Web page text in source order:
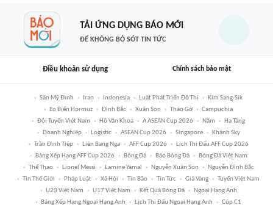
TẢI ỨNG DỤNG BÁO MỚI
ĐỂ KHÔNG BỎ SÓT TIN TỨC
Điều khoản sử dụng Chính sách bảo mật
Sân Mỹ Đình Iran Indonesia Luật Phát Triển Đô Thị
Kim Sang-Sik
Eo Biển Hormuz
Đình Bắc Xuân Son Tháo Gỡ
Campuchia
Đội Tuyển Việt Nam
Hồ Văn Khoa A ASEAN Cup 2026 Năm
Hạ Tầng
Doanh Nghiệp
Logistic ASEAN Cup 2026 Singapore
Khánh Sky
Trần Đình Tiệp
Liên Bang Nga AFF Cup 2026
Lịch Thi Đấu AFF Cup 2026
Bảng Xếp Hạng AFF Cup 2026
Bóng Đá Báo Bóng Đá
Bóng Đá Việt Nam
Thể Thao
Lionel Messi Lamine Yamal Nguyễn Xuân Son
Nguyễn Đình Bắc
Tin Thế Giới
Pháp Luật Xã Hội Tin Bão Tin Tức Giá Vàng
Tuyển Việt Nam
U23 Việt Nam
U17 Việt Nam Kết Quả Bóng Đá
Ngoại Hạng Anh
Bảng Xếp Hạng Ngoại Hạng Anh
Lịch Thi Đấu Ngoại Hạng Anh Cúp C1